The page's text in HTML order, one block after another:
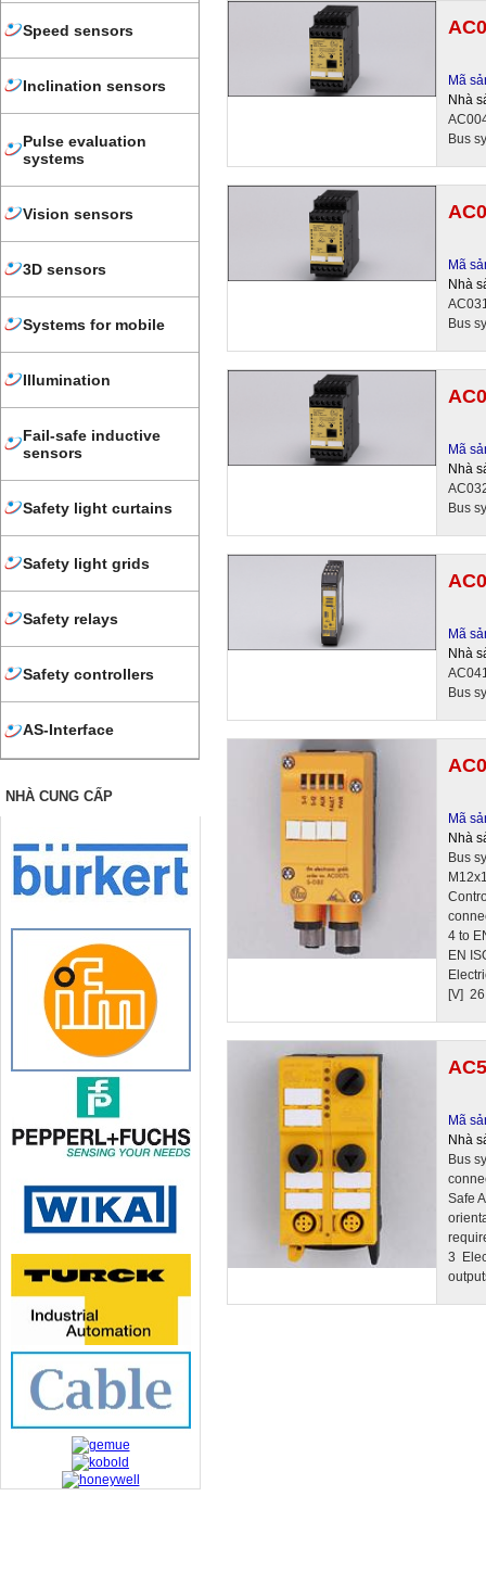
Speed sensors
Inclination sensors
Pulse evaluation
systems
Vision sensors
3D sensors
Systems for mobile
Illumination
Fail-safe inductive
sensors
Safety light curtains
Safety light grids
Safety relays
Safety controllers
AS-Interface
NHÀ CUNG CẤP
Mã
Nhà
Bus
Mã
Nhà
Bus
Mã
Nhà
Bus
Mã
Nhà
Bus
Mã
Nhà
Bus
4 to
EN
[V]
Mã
Nhà
Bus
Safe
3